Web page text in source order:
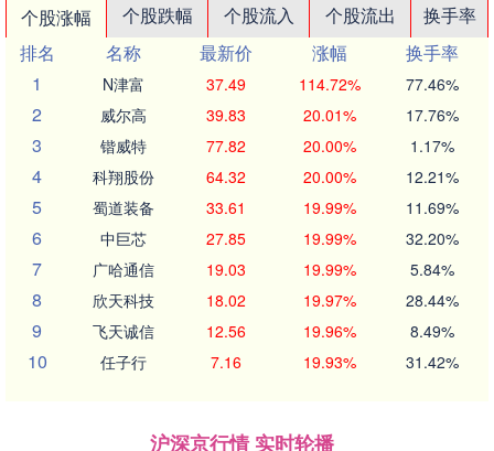
个股涨幅 个股跌幅 个股流入 个股流出
换手率
排名
名称 最新价 涨幅
换手率
1
N津富 37.49 114.72% 77.46%
2 威尔高 39.83 20.01% 17.76%
3 锴威特 77.82 20.00% 1.17%
4 科翔股份 64.32 20.00% 12.21%
5 蜀道装备 33.61 19.99% 11.69%
6 中巨芯 27.85 19.99% 32.20%
7 广哈通信 19.03 19.99% 5.84%
8 欣天科技 18.02 19.97% 28.44%
9 飞天诚信 12.56 19.96% 8.49%
10 任子行 7.16 19.93% 31.42%
沪深京行情 实时轮播